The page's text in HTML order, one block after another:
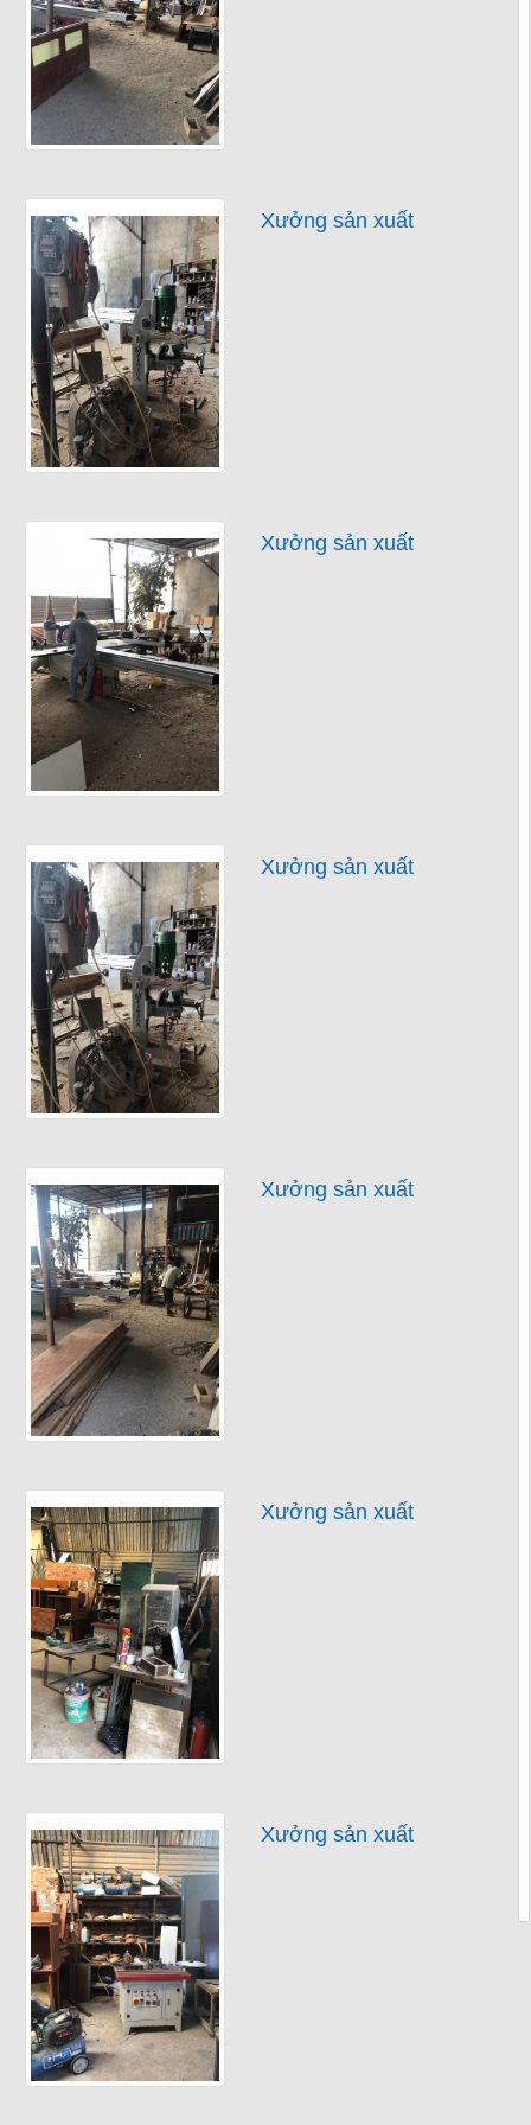
Xưởng sản xuất
Xưởng sản xuất
Xưởng sản xuất
Xưởng sản xuất
Xưởng sản xuất
Xưởng sản xuất